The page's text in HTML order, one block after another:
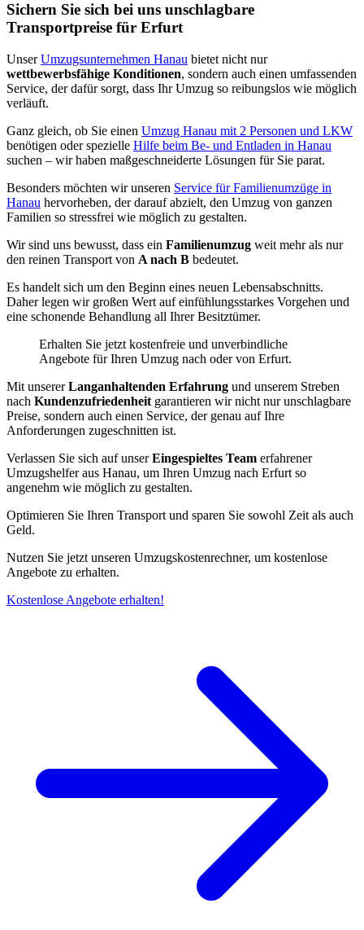
Sichern Sie sich bei uns unschlagbare
Transportpreise für Erfurt
UnserUmzugsunternehmen Hanau bietet nicht nur
wettbewerbsfähige Konditionen, sondern auch einen umfassenden
Service, der dafür sorgt, dass Ihr Umzug so reibungslos wie möglich
verläuft.
Ganz gleich, ob Sie einen Umzug Hanau mit 2 Personen und LKW
benötigen oder spezielle Hilfe beim Be- und Entladen in Hanau
suchen – wir haben maßgeschneiderte Lösungen für Sie parat.
Besonders möchten wir unseren Service für Familienumzüge in
Hanau hervorheben, der darauf abzielt, den Umzug von ganzen
Familien so stressfrei wie möglich zu gestalten.
Wir sind uns bewusst, dass ein Familienumzug weit mehr als nur
den reinen Transport von A nach B bedeutet.
Es handelt sich um den Beginn eines neuen Lebensabschnitts.
Daher legen wir großen Wert auf einfühlungsstarkes Vorgehen und
eine schonende Behandlung all Ihrer Besitztümer.
Erhalten Sie jetzt kostenfreie und unverbindliche
Angebote für Ihren Umzug nach oder von Erfurt.
Mit unsererLanganhaltenden Erfahrung und unserem Streben
nach Kundenzufriedenheit garantieren wir nicht nur unschlagbare
Preise, sondern auch einen Service, der genau auf Ihre
Anforderungen zugeschnitten ist.
Verlassen Sie sich auf unserEingespieltes Team erfahrener
Umzugshelfer aus Hanau, um Ihren Umzug nach Erfurt so
angenehm wie möglich zu gestalten.
Optimieren Sie Ihren Transport und sparen Sie sowohl Zeit als auch
Geld.
Nutzen Sie jetzt unseren Umzugskostenrechner, um kostenlose
Angebote zu erhalten.
Kostenlose Angebote erhalten!